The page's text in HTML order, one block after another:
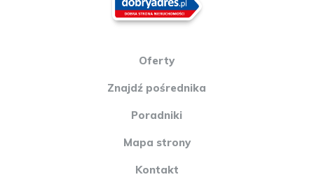
Oferty
Znajdź pośrednika
Poradniki
Mapa strony
Kontakt